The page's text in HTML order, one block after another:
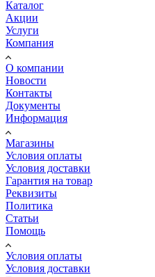
Каталог
Акции
Услуги
Компания
О компании
Новости
Контакты
Документы
Информация
Магазины
Условия оплаты
Условия доставки
Гарантия на товар
Реквизиты
Политика
Статьи
Помощь
Условия оплаты
Условия доставки